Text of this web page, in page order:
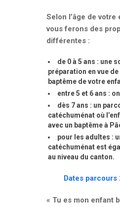
Selon l’âge de votre
vous ferons des
différentes :
de 0 à 5 ans : une
préparation en vue
baptême de votre
entre 5 et 6 ans :
dès 7 ans : un
catéchuménat où
avec un baptême à
pour les adultes :
catéchuménat est
au niveau du canton.
Dates parcours
« Tu es mon enfant